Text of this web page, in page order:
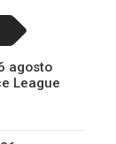
agosto
League